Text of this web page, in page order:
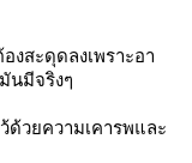
งสะดุดลงเพราะอา
นมีจริงๆ
ด้วยความเคารพและ